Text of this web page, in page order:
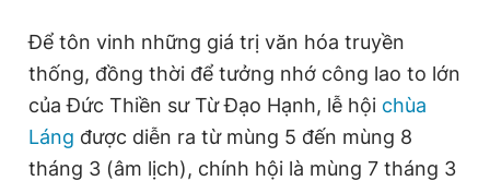
Để tôn vinh những giá trị văn hóa truyền
thống, đồng thời để tưởng nhớ công lao to lớn
của Đức Thiền sư Từ Đạo Hạnh, lễ hội chùa
Láng được diễn ra từ mùng 5 đến mùng 8
tháng 3 (âm lịch), chính hội là mùng 7 tháng 3